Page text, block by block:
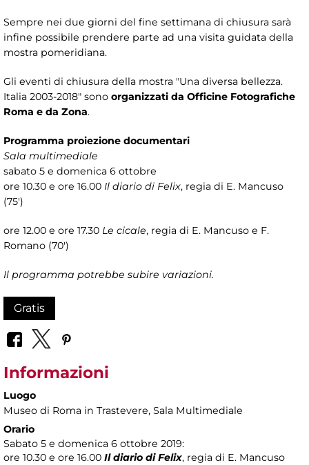
Sempre nei due giorni del fine settimana di chiusura sarà
infine possibile prendere parte ad una visita guidata della
mostra pomeridiana.
Gli eventi di chiusura della mostra "Una diversa bellezza.
Italia 2003-2018" sono organizzati da Officine Fotografiche
Roma e da Zona.
Programma proiezione documentari
Sala multimediale
sabato 5 e domenica 6 ottobre
ore 10.30 e ore 16.00 Il diario di Felix, regia di E. Mancuso
(75')
ore 12.00 e ore 17.30 Le cicale, regia di E. Mancuso e F.
Romano (70')
Il programma potrebbe subire variazioni.
Gratis
Informazioni
Luogo
Museo di Roma in Trastevere, Sala Multimediale
Orario
Sabato 5 e domenica 6 ottobre 2019:
ore 10.30 e ore 16.00 Il diario di Felix, regia di E. Mancuso